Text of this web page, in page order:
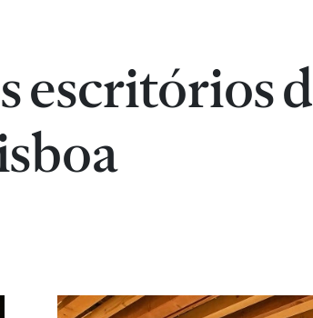
escritórios